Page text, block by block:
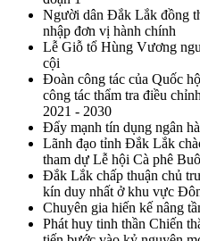
Người dân Đắk Lắk đồng
nhập đơn vị hành chính
Lễ Giỗ tổ Hùng Vương
cội
Đoàn công tác của Quốc
công tác thẩm tra điều
2021 - 2030
Đẩy mạnh tín dụng ngân
Lãnh đạo tỉnh Đắk Lắk
tham dự Lễ hội Cà phê
Đắk Lắk chấp thuận chủ
kín duy nhất ở khu vực
Chuyên gia hiến kế nâng
Phát huy tinh thần Chiến